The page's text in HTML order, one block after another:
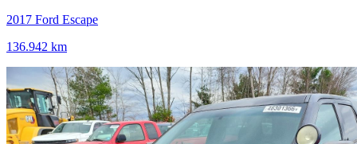
2017 Ford Escape
136.942 km